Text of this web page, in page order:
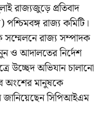
রাজ্যজুড়ে প্রতিবাদ
রাজ্য কমিটি।
সম্মেলনে রাজ্য সম্পাদক
ও আদালতের নির্দেশ
উচ্ছেদ অভিযান চালানো
অংশের মানুষকে
সিপিআইএম